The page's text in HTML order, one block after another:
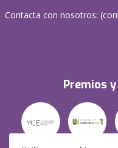
Contacta con nosotros: (
Premios